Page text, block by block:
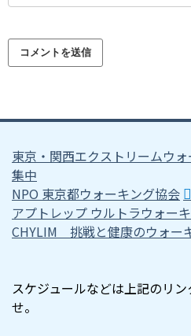
東京・関西エクストリームウ
集中
NPO 東京都ウォーキング協会
アプトレップ ウルトラウォー
CHYLIM 挑戦と健康のウォー
スケジュールなどは上記のリ
せ。